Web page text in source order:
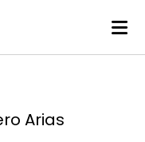
Arias